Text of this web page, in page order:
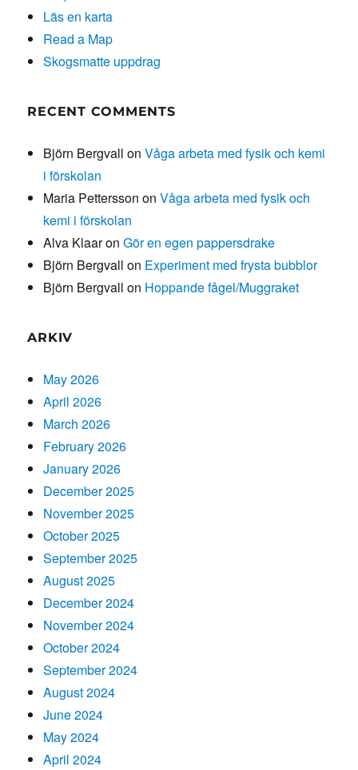
Läs en karta
Read a Map
Skogsmatte uppdrag
RECENT COMMENTS
Björn Bergvall onVåga arbeta med fysik och kemi
i förskolan
Maria Pettersson onVåga arbeta med fysik och
kemi i förskolan
Alva KlaaronGör en egen pappersdrake
Björn Bergvall on Experiment med frysta bubblor
Björn Bergvall on Hoppande fågel/Muggraket
ARKIV
May 2026
April 2026
March 2026
February 2026
January 2026
December 2025
November 2025
October 2025
September 2025
August 2025
December 2024
November 2024
October 2024
September 2024
August 2024
June 2024
May 2024
April 2024